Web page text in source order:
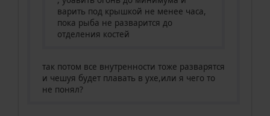
варить под крышкой не менее часа,
пока рыба не разварится до
отделения костей
так потом все внутренности тоже разварятся
и чешуя будет плавать в ухе,или я чего то
не понял?